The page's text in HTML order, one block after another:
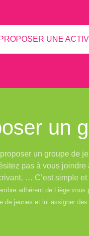
PROPOSER UNE
un
un groupe de
pas à vous
… C’est simple et
adhérent de Liège vous
de jeunes et lui assigner